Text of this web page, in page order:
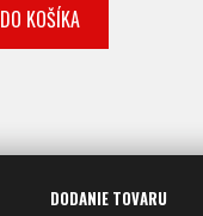
DO KOŠÍKA
DODANIE TOVARU